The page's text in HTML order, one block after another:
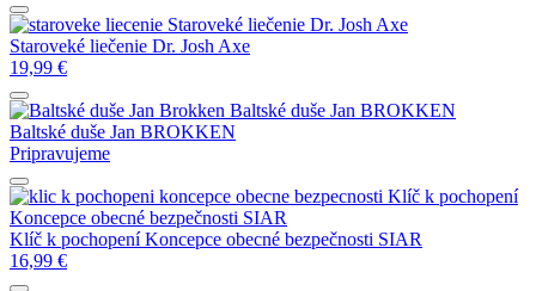
Staroveké liečenie Dr. Josh Axe
Staroveké liečenie Dr. Josh Axe
19,99 €
Baltské duše Jan BROKKEN
Baltské duše Jan BROKKEN
Pripravujeme
Klíč k pochopení
Koncepce obecné bezpečnosti SIAR
Klíč k pochopení Koncepce obecné bezpečnosti SIAR
16,99 €